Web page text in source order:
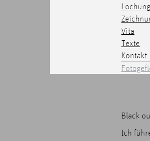
Lochung
Vita
Texte
Kontakt
Black
Ich